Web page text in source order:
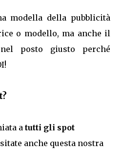
modella della pubblicità
o modello, ma anche il
posto giusto perché
a tutti gli spot
anche questa nostra